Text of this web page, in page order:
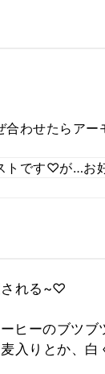
わせたらアー
トです♡が…お
される~♡
ヒーのブツブ
入りとか、白